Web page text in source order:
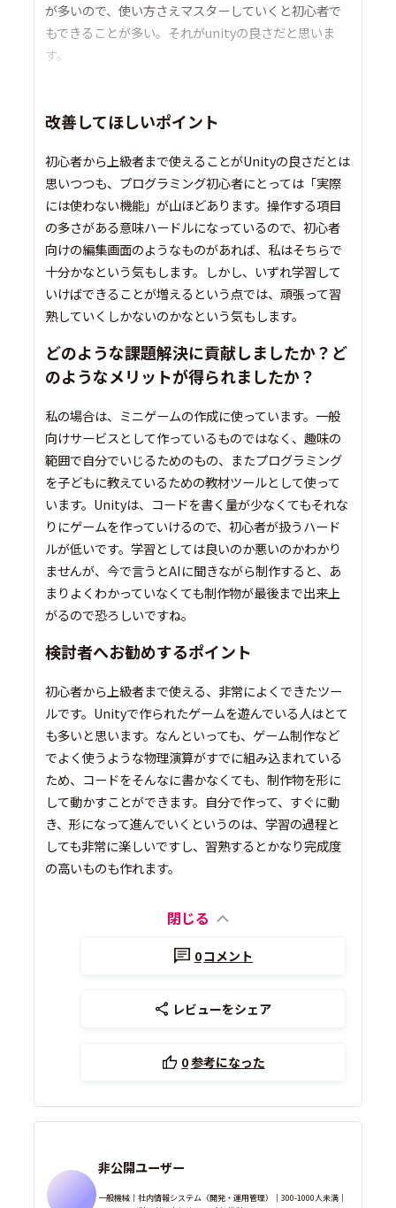
が多いので、使い方さえマスターしていくと初心者で
もできることが多い。それがunityの良さだと思いま
す。
改善してほしいポイント
初心者から上級者まで使えることがUnityの良さだとは
思いつつも、プログラミング初心者にとっては「実際
には使わない機能」が山ほどあります。操作する項目
の多さがある意味ハードルになっているので、初心者
向けの編集画面のようなものがあれば、私はそちらで
十分かなという気もします。しかし、いずれ学習して
いけばできることが増えるという点では、頑張って習
熟していくしかないのかなという気もします。
どのような課題解決に貢献しましたか？ど
のようなメリットが得られましたか？
私の場合は、ミニゲームの作成に使っています。一般
向けサービスとして作っているものではなく、趣味の
範囲で自分でいじるためのもの、またプログラミング
を子どもに教えているための教材ツールとして使って
います。Unityは、コードを書く量が少なくてもそれな
りにゲームを作っていけるので、初心者が扱うハード
ルが低いです。学習としては良いのか悪いのかわかり
ませんが、今で言うとAIに聞きながら制作すると、あ
まりよくわかっていなくても制作物が最後まで出来上
がるので恐ろしいですね。
検討者へお勧めするポイント
初心者から上級者まで使える、非常によくできたツー
ルです。Unityで作られたゲームを遊んでいる人はとて
も多いと思います。なんといっても、ゲーム制作など
でよく使うような物理演算がすでに組み込まれている
ため、コードをそんなに書かなくても、制作物を形に
して動かすことができます。自分で作って、すぐに動
き、形になって進んでいくというのは、学習の過程と
しても非常に楽しいですし、習熟するとかなり完成度
の高いものも作れます。
閉じる
0コメント
レビューをシェア
0参考になった
非公開ユーザー
一般機械｜社内情報システム（開発・運用管理）｜300-1000人未満｜